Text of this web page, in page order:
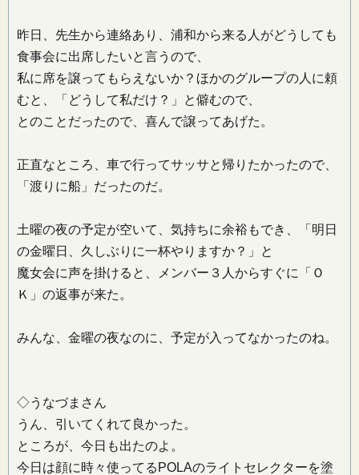
昨日、先生から連絡あり、浦和から来る人がどうしても
食事会に出席したいと言うので、
私に席を譲ってもらえないか？ほかのグループの人に頼
むと、「どうして私だけ？」と僻むので、
とのことだったので、喜んで譲ってあげた。
正直なところ、車で行ってサッサと帰りたかったので、
「渡りに船」だったのだ。
土曜の夜の予定が空いて、気持ちに余裕もでき、「明日
の金曜日、久しぶりに一杯やりますか？」と
魔女会に声を掛けると、メンバー３人からすぐに「Ｏ
Ｋ」の返事が来た。
みんな、金曜の夜なのに、予定が入ってなかったのね。
◇うなづまさん
うん、引いてくれて良かった。
ところが、今日も出たのよ。
今日は顔に時々使ってるPOLAのライトセレクターを塗